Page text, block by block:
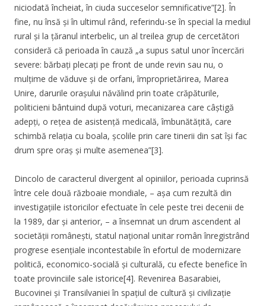
niciodată încheiat, în ciuda succeselor semnificative”[2]. În
fine, nu însă și în ultimul rând, referindu-se în special la mediul
rural și la țăranul interbelic, un al treilea grup de cercetători
consideră că perioada în cauză „a supus satul unor încercări
severe: bărbați plecați pe front de unde revin sau nu, o
mulțime de văduve și de orfani, împroprietărirea, Marea
Unire, darurile orașului năvălind prin toate crăpăturile,
politicieni bântuind după voturi, mecanizarea care câștigă
adepți, o rețea de asistență medicală, îmbunătățită, care
schimbă relația cu boala, școlile prin care tinerii din sat își fac
drum spre oraș și multe asemenea”[3].
Dincolo de caracterul divergent al opiniilor, perioada cuprinsă
între cele două războaie mondiale, – așa cum rezultă din
investigațiile istoricilor efectuate în cele peste trei decenii de
la 1989, dar și anterior, – a însemnat un drum ascendent al
societății românești, statul național unitar român înregistrând
progrese esențiale incontestabile în efortul de modernizare
politică, economico-socială și culturală, cu efecte benefice în
toate provinciile sale istorice[4]. Revenirea Basarabiei,
Bucovinei și Transilvaniei în spațiul de cultură și civilizație